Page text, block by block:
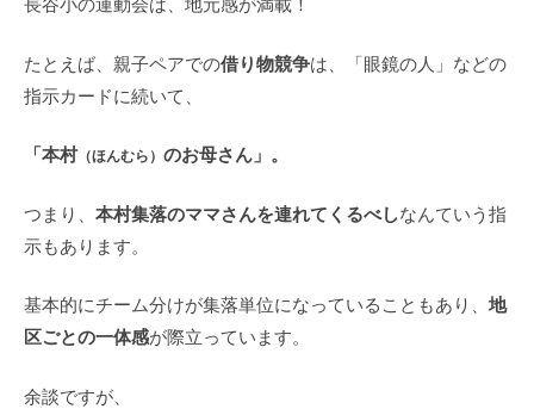
たとえば、親子ペアでの借り物競争は、「眼鏡の人」などの
指示カードに続いて、
「本村（ほんむら） のお母さん」。
つまり、 本村集落のママさんを連れてくるべしなんていう指
示もあります。
基本的にチーム分けが集落単位になっていることもあり、 地
区ごとの一体感が際立っています。
余談ですが、